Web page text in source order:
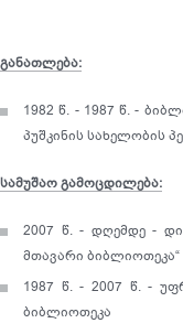
განათლება:
1982 წ. - 1987 წ. -
პუშკინის სახელობის
სამუშაო გამოცდილება:
2007 წ. - დღემდე -
მთავარი ბიბლიოთეკა“
1987 წ. - 2007 წ. -
ბიბლიოთეკა